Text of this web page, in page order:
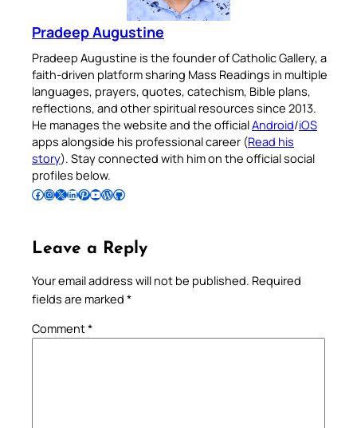
Pradeep Augustine
Pradeep Augustine is the founder of Catholic Gallery, a
faith-driven platform sharing Mass Readings in multiple
languages, prayers, quotes, catechism, Bible plans,
reflections, and other spiritual resources since 2013.
He manages the website and the officialAndroid/iOS
apps alongside his professional career (Read his
story). Stay connected with him on the official social
profiles below.
Follow Pradeep on Facebook Follow Pradeep on InstagramFollow Pradeep on X Follow Pradeep on LinkedIn Follow Pradeep on Pinterest Subscribe to Pradeep’s Youtube Channel Follow Pradeep on WordPress Follow Pradeep on GitHub
Leave a Reply
Your email address will not be published. Required
fields are marked *
Comment*